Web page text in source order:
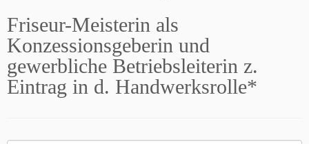
Friseur-Meisterin als
Konzessionsgeberin und
gewerbliche Betriebsleiterin z.
Eintrag in d. Handwerksrolle*